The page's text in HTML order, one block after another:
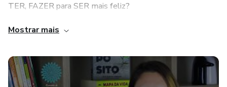
TER, FAZER para SER mais feliz?
E se esse caminho fosse possível?
Esse curso online de autoconhecimento e evolução
pessoal é uma caminhada de autoconsciência,
proporcionando uma clareza de escolhas, permitindo estar
Mostrar mais